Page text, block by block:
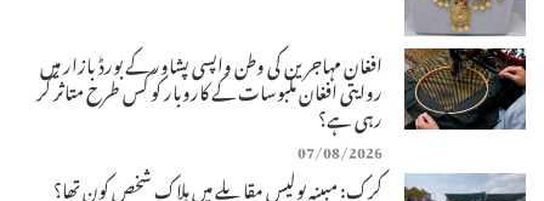
افغان مہاجرین کی وطن واپسی پشاور کے بورڈ بازار میں
روایتی افغان ملبوسات کے کاروبار کو کس طرح متاثر کر
رہی ہے؟
07/08/2026
کرک: مبینہ پولیس مقابلے میں ہلاک شخص کون تھا؟